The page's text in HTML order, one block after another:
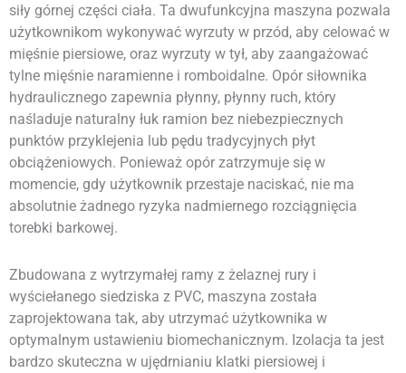
siły górnej części ciała. Ta dwufunkcyjna maszyna pozwala
użytkownikom wykonywać wyrzuty w przód, aby celować w
mięśnie piersiowe, oraz wyrzuty w tył, aby zaangażować
tylne mięśnie naramienne i romboidalne. Opór siłownika
hydraulicznego zapewnia płynny, płynny ruch, który
naśladuje naturalny łuk ramion bez niebezpiecznych
punktów przyklejenia lub pędu tradycyjnych płyt
obciążeniowych. Ponieważ opór zatrzymuje się w
momencie, gdy użytkownik przestaje naciskać, nie ma
absolutnie żadnego ryzyka nadmiernego rozciągnięcia
torebki barkowej.
Zbudowana z wytrzymałej ramy z żelaznej rury i
wyściełanego siedziska z PVC, maszyna została
zaprojektowana tak, aby utrzymać użytkownika w
optymalnym ustawieniu biomechanicznym. Izolacja ta jest
bardzo skuteczna w ujędrnianiu klatki piersiowej i